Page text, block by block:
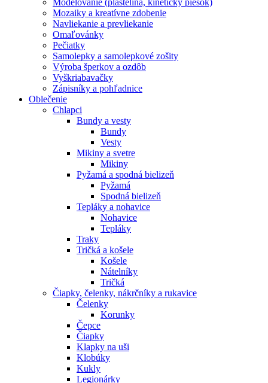
Modelovanie (plastelína, kinetický piesok)
Mozaiky a kreatívne zdobenie
Navliekanie a prevliekanie
Omaľovánky
Pečiatky
Samolepky a samolepkové zošity
Výroba šperkov a ozdôb
Vyškriabavačky
Zápisníky a pohľadnice
Oblečenie
Chlapci
Bundy a vesty
Bundy
Vesty
Mikiny a svetre
Mikiny
Pyžamá a spodná bielizeň
Pyžamá
Spodná bielizeň
Tepláky a nohavice
Nohavice
Tepláky
Traky
Tričká a košele
Košele
Nátelníky
Tričká
Čiapky, čelenky, nákrčníky a rukavice
Čelenky
Korunky
Čepce
Čiapky
Klapky na uši
Klobúky
Kukly
Legionárky